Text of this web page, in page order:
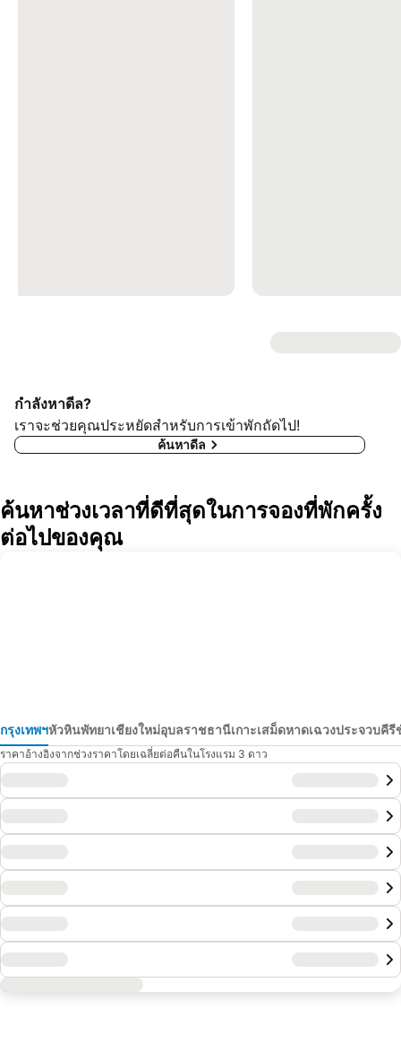
กำลังหาดีล?
เราจะช่วยคุณประหยัดสำหรับการเข้าพักถัดไป!
ค้นหาดีล
ค้นหาช่วงเวลาที่ดีที่สุดในการจองที่พักครั้ง
ต่อไปของคุณ
กรุงเทพฯหัวหินพัทยาเชียงใหม่อุบลราชธานีเกาะเสม็ดหาดเฉวงประจวบคีรี
ราคาอ้างอิงจากช่วงราคาโดยเฉลี่ยต่อคืนในโรงแรม 3 ดาว